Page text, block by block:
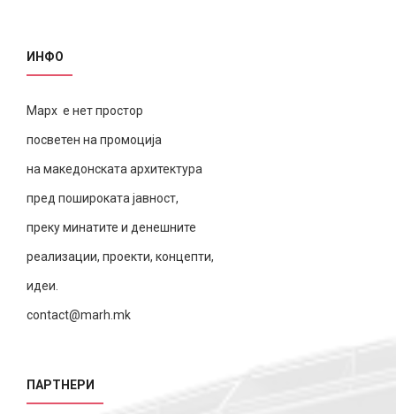
ИНФО
Марх е нет простор
посветен на промоција
на македонската архитектура
пред пошироката јавност,
преку минатите и денешните
реализации, проекти, концепти,
идеи.
contact@marh.mk
ПАРТНЕРИ